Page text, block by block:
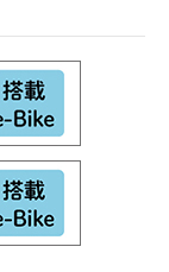
ルー